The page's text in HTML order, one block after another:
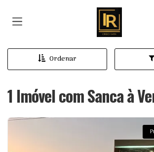
Página inicial
Ordenar
1 Imóvel com Sanca à